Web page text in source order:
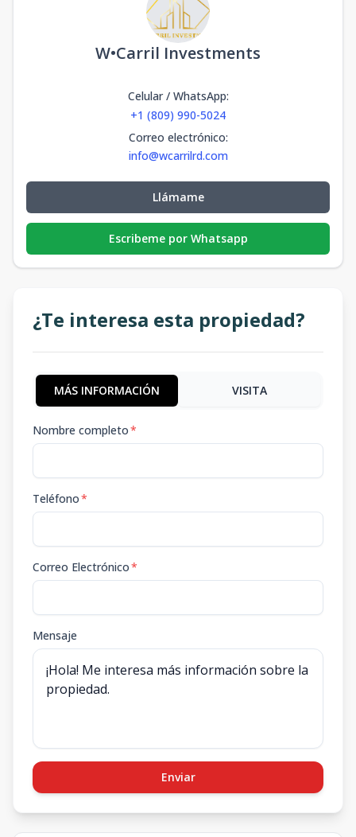
W•Carril Investments
Celular / WhatsApp:
+1 (809) 990-5024
Correo electrónico:
info@wcarrilrd.com
Llámame
Escribeme por Whatsapp
¿Te interesa esta propiedad?
MÁS INFORMACIÓN VISITA
Nombre completo*
Teléfono*
Correo Electrónico*
Mensaje
Enviar